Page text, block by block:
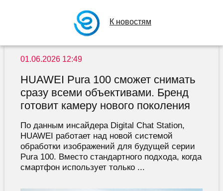
К новостям
01.06.2026 12:49
HUAWEI Pura 100 сможет снимать
сразу всеми объективами. Бренд
готовит камеру нового поколения
По данным инсайдера Digital Chat Station,
HUAWEI работает над новой системой
обработки изображений для будущей серии
Pura 100. Вместо стандартного подхода, когда
смартфон использует только ...